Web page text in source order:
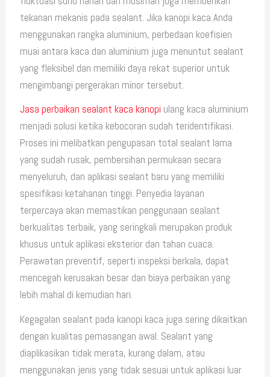
tekanan mekanis pada sealant. Jika kanopi kaca Anda
menggunakan rangka aluminium, perbedaan koefisien
muai antara kaca dan aluminium juga menuntut sealant
yang fleksibel dan memiliki daya rekat superior untuk
mengimbangi pergerakan minor tersebut.
Jasa perbaikan sealant kaca kanopi ulang kaca aluminium
menjadi solusi ketika kebocoran sudah teridentifikasi.
Proses ini melibatkan pengupasan total sealant lama
yang sudah rusak, pembersihan permukaan secara
menyeluruh, dan aplikasi sealant baru yang memiliki
spesifikasi ketahanan tinggi. Penyedia layanan
terpercaya akan memastikan penggunaan sealant
berkualitas terbaik, yang seringkali merupakan produk
khusus untuk aplikasi eksterior dan tahan cuaca.
Perawatan preventif, seperti inspeksi berkala, dapat
mencegah kerusakan besar dan biaya perbaikan yang
lebih mahal di kemudian hari.
Kegagalan sealant pada kanopi kaca juga sering dikaitkan
dengan kualitas pemasangan awal. Sealant yang
diaplikasikan tidak merata, kurang dalam, atau
menggunakan jenis yang tidak sesuai untuk aplikasi luar